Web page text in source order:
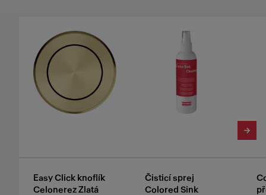
Easy Click knoflík
Celonerez Zlatá
Čisticí sprej
Colored Sink